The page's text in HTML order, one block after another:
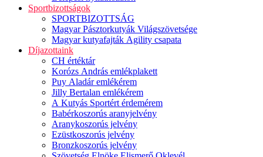
Sportbizottságok
SPORTBIZOTTSÁG
Magyar Pásztorkutyák Világszövetsége
Magyar kutyafajták Agility csapata
Díjazottaink
CH értéktár
Korózs András emlékplakett
Puy Aladár emlékérem
Jilly Bertalan emlékérem
A Kutyás Sportért érdemérem
Babérkoszorús aranyjelvény
Aranykoszorús jelvény
Ezüstkoszorús jelvény
Bronzkoszorús jelvény